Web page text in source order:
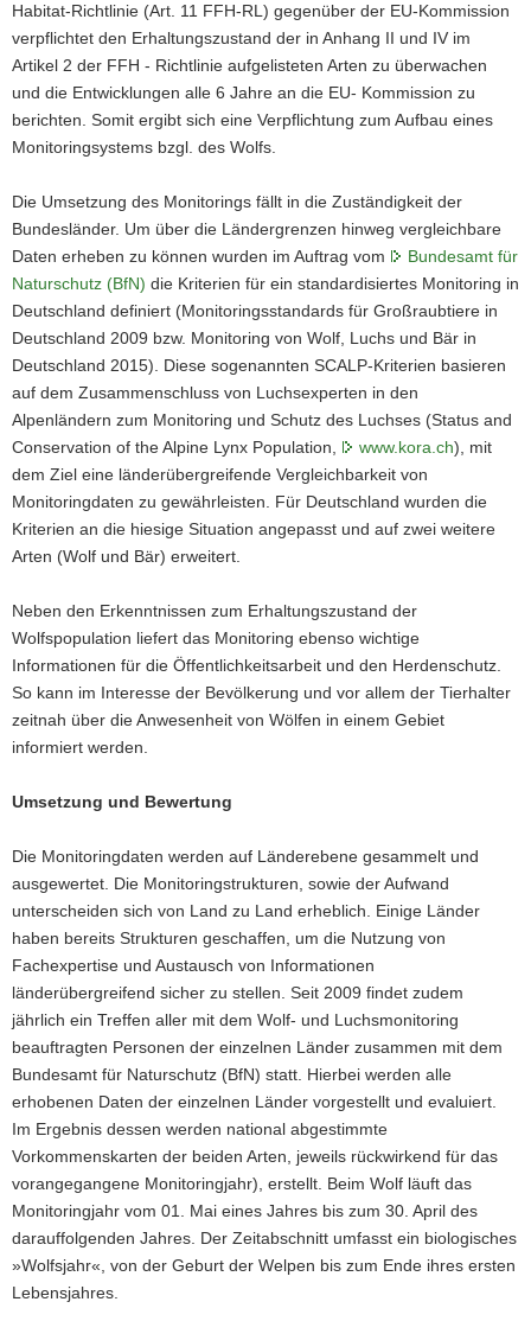
Habitat-Richtlinie (Art. 11 FFH-RL) gegenüber der EU-Kommission
verpflichtet den Erhaltungszustand der in Anhang II und IV im
Artikel 2 der FFH - Richtlinie aufgelisteten Arten zu überwachen
und die Entwicklungen alle 6 Jahre an die EU- Kommission zu
berichten. Somit ergibt sich eine Verpflichtung zum Aufbau eines
Monitoringsystems bzgl. des Wolfs.
Die Umsetzung des Monitorings fällt in die Zuständigkeit der
Bundesländer. Um über die Ländergrenzen hinweg vergleichbare
Daten erheben zu können wurden im Auftrag vom
Bundesamt für
Naturschutz (BfN) die Kriterien für ein standardisiertes Monitoring in
Deutschland definiert (Monitoringsstandards für Großraubtiere in
Deutschland 2009 bzw. Monitoring von Wolf, Luchs und Bär in
Deutschland 2015). Diese sogenannten SCALP-Kriterien basieren
auf dem Zusammenschluss von Luchsexperten in den
Alpenländern zum Monitoring und Schutz des Luchses (Status and
Conservation of the Alpine Lynx Population,
www.kora.ch), mit
dem Ziel eine länderübergreifende Vergleichbarkeit von
Monitoringdaten zu gewährleisten. Für Deutschland wurden die
Kriterien an die hiesige Situation angepasst und auf zwei weitere
Arten (Wolf und Bär) erweitert.
Neben den Erkenntnissen zum Erhaltungszustand der
Wolfspopulation liefert das Monitoring ebenso wichtige
Informationen für die Öffentlichkeitsarbeit und den Herdenschutz.
So kann im Interesse der Bevölkerung und vor allem der Tierhalter
zeitnah über die Anwesenheit von Wölfen in einem Gebiet
informiert werden.
Umsetzung und Bewertung
Die Monitoringdaten werden auf Länderebene gesammelt und
ausgewertet. Die Monitoringstrukturen, sowie der Aufwand
unterscheiden sich von Land zu Land erheblich. Einige Länder
haben bereits Strukturen geschaffen, um die Nutzung von
Fachexpertise und Austausch von Informationen
länderübergreifend sicher zu stellen. Seit 2009 findet zudem
jährlich ein Treffen aller mit dem Wolf- und Luchsmonitoring
beauftragten Personen der einzelnen Länder zusammen mit dem
Bundesamt für Naturschutz (BfN) statt. Hierbei werden alle
erhobenen Daten der einzelnen Länder vorgestellt und evaluiert.
Im Ergebnis dessen werden national abgestimmte
Vorkommenskarten der beiden Arten, jeweils rückwirkend für das
vorangegangene Monitoringjahr), erstellt. Beim Wolf läuft das
Monitoringjahr vom 01. Mai eines Jahres bis zum 30. April des
darauffolgenden Jahres. Der Zeitabschnitt umfasst ein biologisches
»Wolfsjahr«, von der Geburt der Welpen bis zum Ende ihres ersten
Lebensjahres.